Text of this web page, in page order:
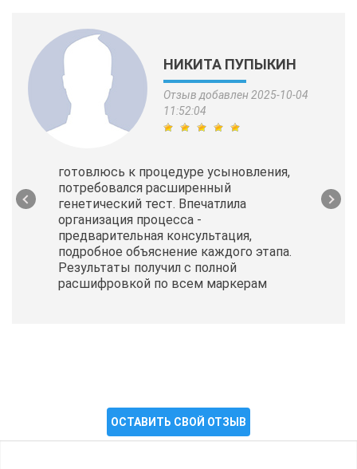
НИКИТА ПУПЫКИН
Отзыв добавлен 2025-10-04
11:52:04
готовлюсь к процедуре усыновления,
потребовался расширенный
генетический тест. Впечатлила
организация процесса -
предварительная консультация,
подробное объяснение каждого этапа.
Результаты получил с полной
расшифровкой по всем маркерам
ОСТАВИТЬ СВОЙ ОТЗЫВ